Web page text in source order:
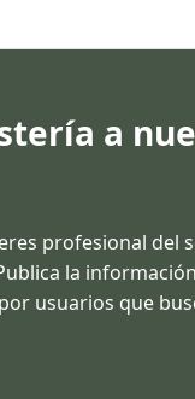
a
profesional
la
usuarios que